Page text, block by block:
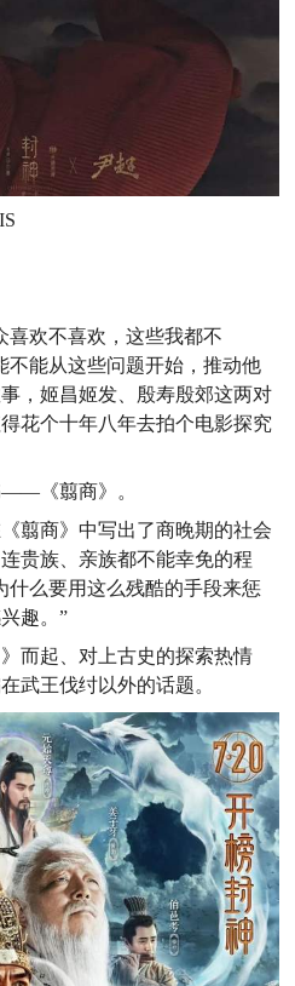
喜欢不喜欢，这些我都不
不能从这些问题开始，推动他
，姬昌姬发、殷寿殷郊这两对
花个十年八年去拍个电影探究
——《翦商》。
翦商》中写出了商晚期的社会
贵族、亲族都不能幸免的程
什么要用这么残酷的手段来惩
趣。”
而起、对上古史的探索热情
武王伐纣以外的话题。